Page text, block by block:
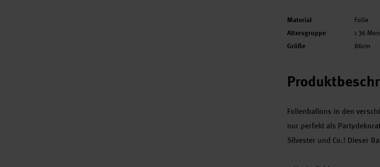
Material Folie
Altersgruppe > 36
Größe 86cm
Folienballons in den
nur perfekt als
Silvester und Co.! Dieser